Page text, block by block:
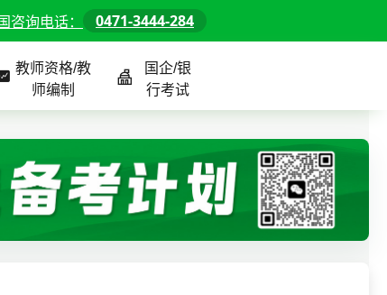
咨询电话： 0471-3444-284
警察/辅警课程
教师资格/教
师编制
/资格课程
国企/银
行考试
国企/银行课程